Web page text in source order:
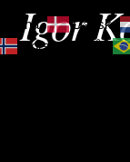
Igor
Čeština‎
Dansk
Norsk bokmål